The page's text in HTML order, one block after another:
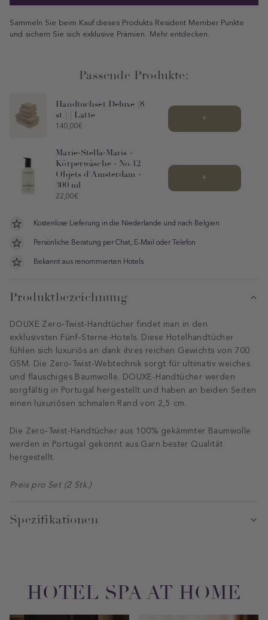
Sammeln Sie beim Kauf dieses Produkts Resident Member Punkte
und sichern Sie sich exklusive Prämien.
Mehr entdecken.
Passende Produkte:
Handtuchset Deluxe (8
st.) | Latte
Price
140,00€
+
Marie-Stella-Maris -
Körperwäsche - No.12
Objets d'Amsterdam -
300 ml
Price
22,00€
+
Kostenlose Lieferung in die Niederlande und nach Belgien
Persönliche Beratung per Chat, E-Mail oder Telefon
Bekannt aus renommierten Hotels
Produktbezeichnung
DOUXE Zero-Twist-Handtücher findet man in den
exklusivsten Fünf-Sterne-Hotels. Diese Hotelhandtücher
fühlen sich luxuriös an dank ihres reichen Gewichts von 700
GSM. Die Zero-Twist-Webtechnik sorgt für ultimativ weiches
und flauschiges Baumwolle. DOUXE-Handtücher werden
sorgfältig in Portugal hergestellt und haben an beiden Seiten
einen luxuriösen schmalen Rand von 2,5 cm.
Die Zero-Twist-Handtücher aus 100% gekämmter Baumwolle
werden in Portugal gekonnt aus Garn bester Qualität
hergestellt.
Preis pro Set (2 Stk.)
Spezifikationen
HOTEL SPA AT HOME